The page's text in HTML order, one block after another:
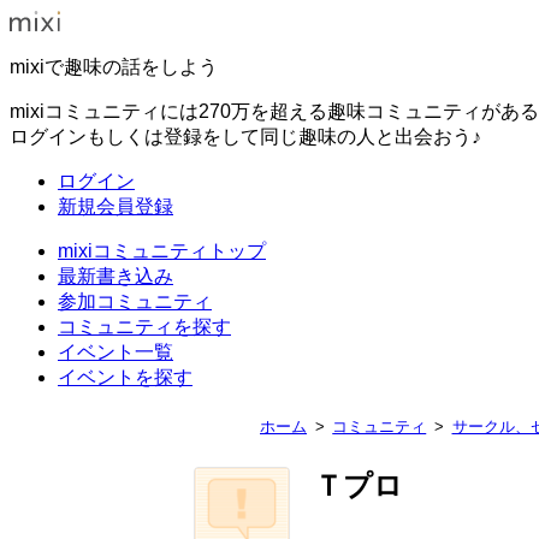
mixiで趣味の話をしよう
mixiコミュニティには270万を超える趣味コミュニティがある
ログインもしくは登録をして同じ趣味の人と出会おう♪
ログイン
新規会員登録
mixiコミュニティトップ
最新書き込み
参加コミュニティ
コミュニティを探す
イベント一覧
イベントを探す
ホーム コミュニティ サークル、
Ｔプロ